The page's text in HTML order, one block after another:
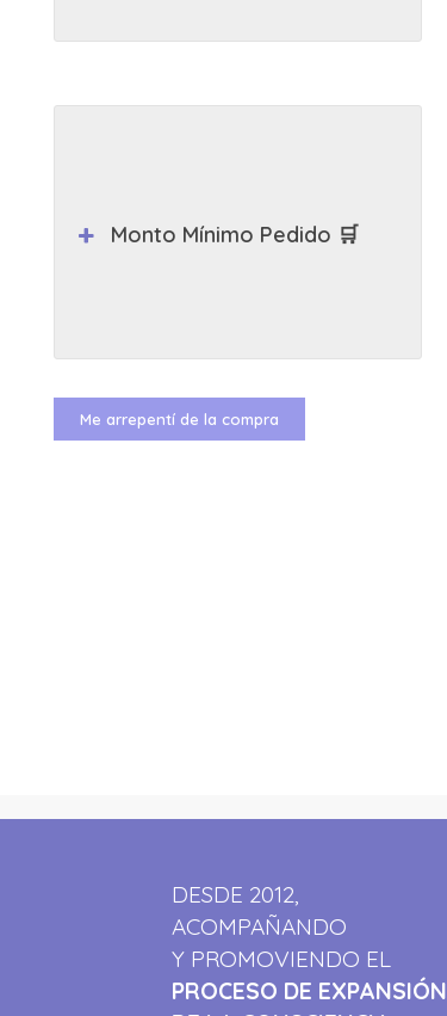
Monto Mínimo Pedido 🛒
Me arrepentí de la compra
DESDE 2012,
ACOMPAÑANDO
Y PROMOVIENDO EL
PROCESO DE EXPANSIÓN